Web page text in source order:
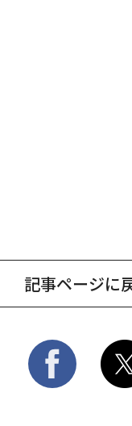
記事ページに